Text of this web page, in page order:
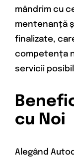
mândrim cu
mentenanță
finalizate,
competența
servicii
cu Noi
Alegând